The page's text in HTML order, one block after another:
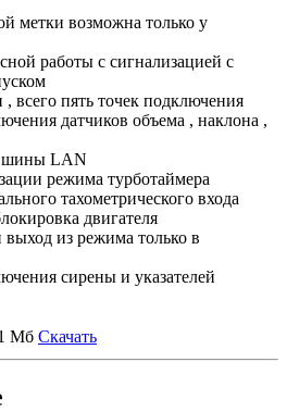
метки возможна только у
работы с сигнализацией с
, всего пять точек подключения
датчиков объема , наклона ,
шины LAN
режима турботаймера
тахометрического входа
двигателя
из режима только в
сирены и указателей
Мб Скачать